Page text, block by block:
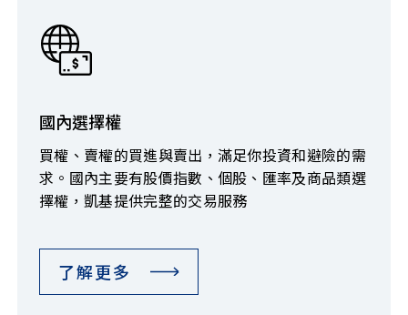
國內選擇權
買權、賣權的買進與賣出，滿足你投資和避險的需
求。國內主要有股價指數、個股、匯率及商品類選
擇權，凱基提供完整的交易服務
了解更多